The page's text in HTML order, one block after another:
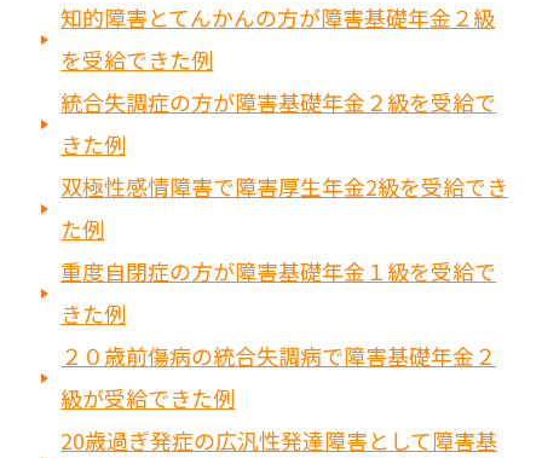
知的障害とてんかんの方が障害基礎年金２級
を受給できた例
統合失調症の方が障害基礎年金２級を受給で
きた例
双極性感情障害で障害厚生年金2級を受給でき
た例
重度自閉症の方が障害基礎年金１級を受給で
きた例
２０歳前傷病の統合失調病で障害基礎年金２
級が受給できた例
20歳過ぎ発症の広汎性発達障害として障害基